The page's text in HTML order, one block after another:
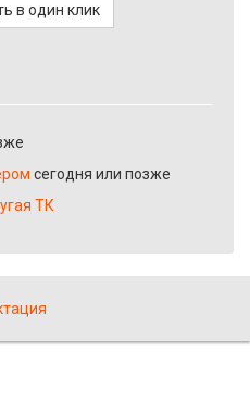
в один клик
сегодня или позже
ТК